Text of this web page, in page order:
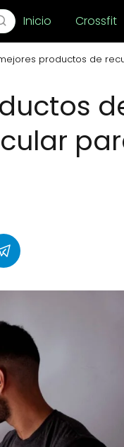
Inicio Crossfit
mejores productos de